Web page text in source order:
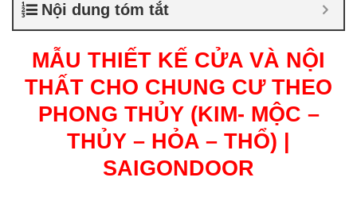
Nội dung tóm tắt
MẪU THIẾT KẾ CỬA VÀ NỘI
THẤT CHO CHUNG CƯ THEO
PHONG THỦY (KIM- MỘC –
THỦY – HỎA – THỔ) |
SAIGONDOOR